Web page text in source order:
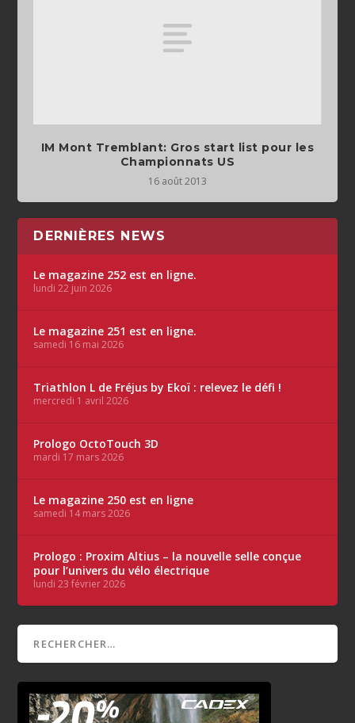
IM Mont Tremblant: Gros start list pour les
Championnats US
16 août 2013
DERNIÈRES NEWS
Le magazine 252 est en ligne.
lundi 22 juin 2026
Le magazine 251 est en ligne.
samedi 16 mai 2026
Triathlon L de Fréjus by Ekoï : relevez le défi !
mercredi 1 avril 2026
Prologo OctoTouch 3D
mardi 17 mars 2026
Le magazine 250 est en ligne
samedi 14 mars 2026
Prologo : Proxim Altius – la nouvelle selle conçue
pour l’univers du vélo électrique
lundi 23 février 2026